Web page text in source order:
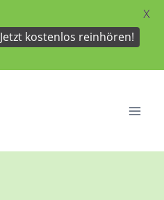
Jetzt kostenlos reinhören!
X